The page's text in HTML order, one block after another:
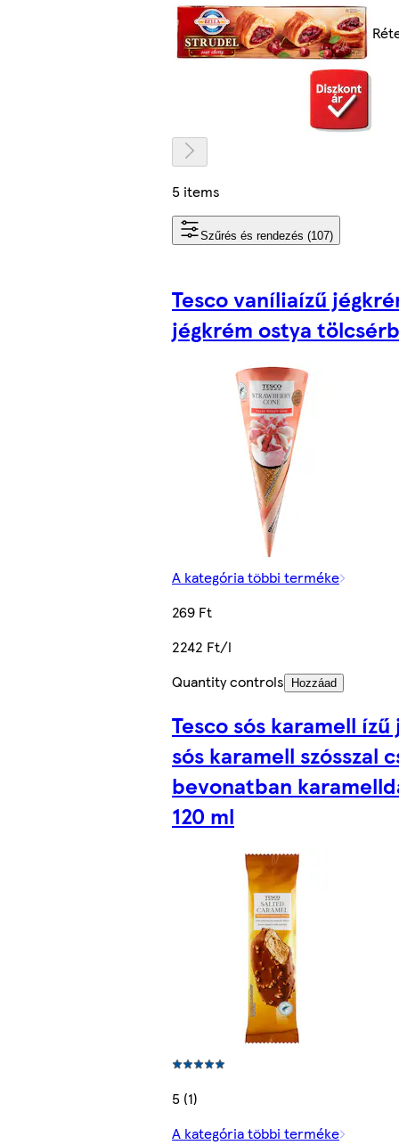
5 items
Szűrés és rendezés (107)
Tesco vaníliaízű
jégkrém ostya
A kategória többi terméke
269 Ft
2242 Ft/l
Quantity controls
Hozzáad
Tesco sós karamell
sós karamell szósszal
bevonatban
120 ml
5 (1)
A kategória többi terméke